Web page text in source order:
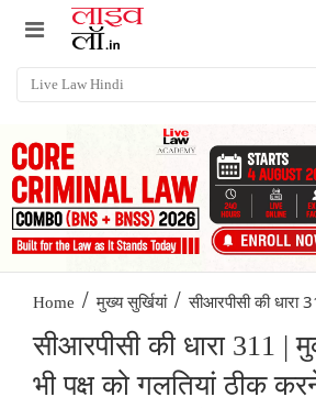
Home / मुख्य सुर्खियां / सीआरपीसी की
सीआरपीसी की धारा 311 |
भी पक्ष को गलतियां ठीक